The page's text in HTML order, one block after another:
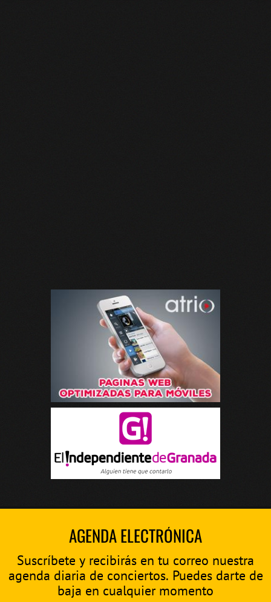
AGENDA ELECTRÓNICA
Suscríbete y recibirás en tu correo nuestra
agenda diaria de conciertos. Puedes darte de
baja en cualquier momento